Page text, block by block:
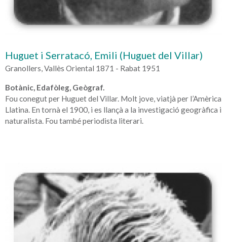
Huguet i Serratacó, Emili (Huguet del Villar)
Granollers, Vallès Oriental 1871 - Rabat 1951
Botànic, Edafòleg, Geògraf.
Fou conegut per Huguet del Villar. Molt jove, viatjà per l’Amèrica
Llatina. En tornà el 1900, i es llançà a la investigació geogràfica i
naturalista. Fou també periodista literari.